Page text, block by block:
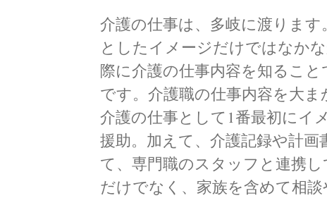
介護の仕事は、多岐に渡りま
としたイメージだけではなか
際に介護の仕事内容を知るこ
です。介護職の仕事内容を大
介護の仕事として1番最初にイ
援助。加えて、介護記録や計
て、専門職のスタッフと連携
だけでなく、家族を含めて相